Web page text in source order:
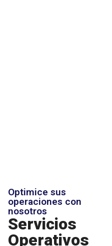
Optimice sus
operaciones con
nosotros
Servicios
Operativos